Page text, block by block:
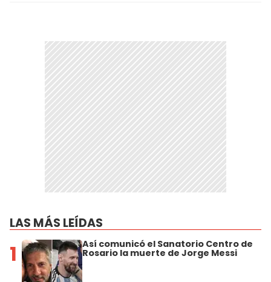
LAS MÁS LEÍDAS
1 Así comunicó el Sanatorio Centro de
Rosario la muerte de Jorge Messi